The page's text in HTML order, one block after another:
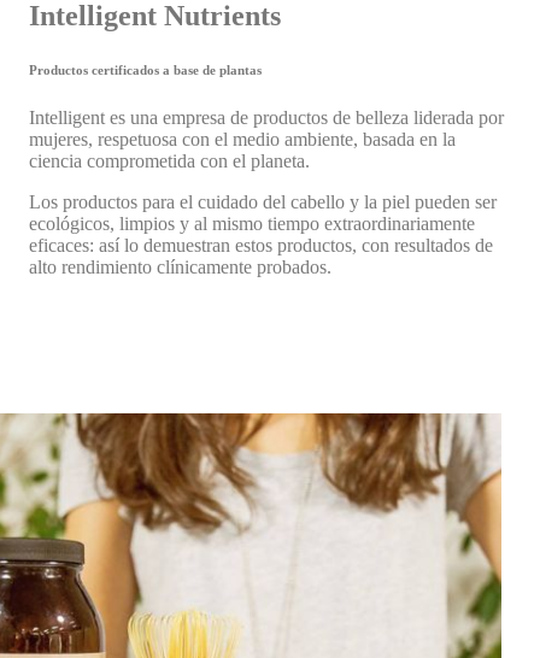
Intelligent Nutrients
Productos certificados a base de plantas
Intelligent es una empresa de productos de belleza liderada por
mujeres, respetuosa con el medio ambiente, basada en la
ciencia comprometida con el planeta.
Los productos para el cuidado del cabello y la piel pueden ser
ecológicos, limpios y al mismo tiempo extraordinariamente
eficaces: así lo demuestran estos productos, con resultados de
alto rendimiento clínicamente probados.